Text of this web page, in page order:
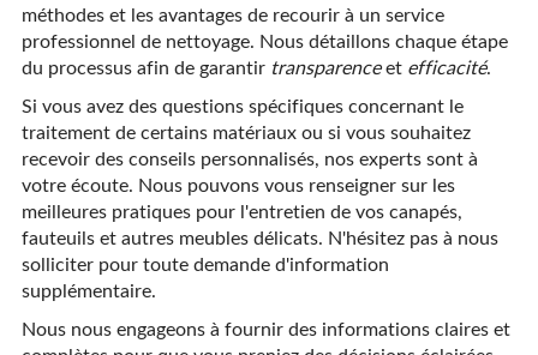
méthodes et les avantages de recourir à un service
professionnel de nettoyage. Nous détaillons chaque étape
du processus afin de garantir transparenceet efficacité.
Si vous avez des questions spécifiques concernant le
traitement de certains matériaux ou si vous souhaitez
recevoir des conseils personnalisés, nos experts sont à
votre écoute. Nous pouvons vous renseigner sur les
meilleures pratiques pour l'entretien de vos canapés,
fauteuils et autres meubles délicats. N'hésitez pas à nous
solliciter pour toute demande d'information
supplémentaire.
Nous nous engageons à fournir des informations claires et